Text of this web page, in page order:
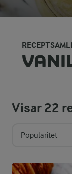
Visar22
Popularitet